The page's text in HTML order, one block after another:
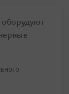
оборудуют